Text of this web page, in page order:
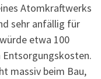
Atomkraftwerks
sehr anfällig für
etwa 100
Entsorgungskosten.
massiv beim Bau,